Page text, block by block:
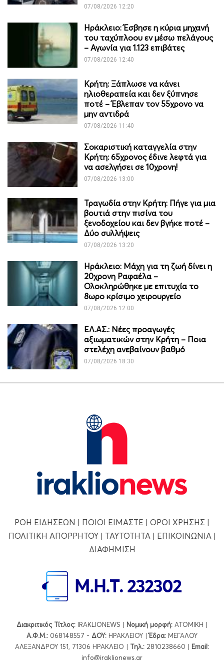
07/08/2026 12:20
Ηράκλειο: Έσβησε η κύρια μηχανή
του ταχύπλοου εν μέσω πελάγους
– Αγωνία για 1.123 επιβάτες
07/08/2026 12:40
Κρήτη: Ξάπλωσε να κάνει
ηλιοθεραπεία και δεν ξύπνησε
ποτέ – Έβλεπαν τον 55χρονο να
μην αντιδρά
07/08/2026 11:40
Σοκαριστική καταγγελία στην
Κρήτη: 65χρονος έδινε λεφτά για
να ασελγήσει σε 10χρονη!
07/08/2026 13:00
Τραγωδία στην Κρήτη: Πήγε για μια
βουτιά στην πισίνα του
ξενοδοχείου και δεν βγήκε ποτέ –
Δύο συλλήψεις
07/08/2026 13:20
Ηράκλειο: Μάχη για τη ζωή δίνει η
20χρονη Ραφαέλα –
Ολοκληρώθηκε με επιτυχία το
8ωρο κρίσιμο χειρουργείο
07/08/2026 12:00
ΕΛ.ΑΣ.: Νέες προαγωγές
αξιωματικών στην Κρήτη – Ποια
στελέχη ανεβαίνουν βαθμό
07/08/2026 18:30
ΡΟΗ ΕΙΔΗΣΕΩΝ | ΠΟΙΟΙ ΕΙΜΑΣΤΕ | ΟΡΟΙ ΧΡΗΣΗΣ |
ΠΟΛΙΤΙΚΗ ΑΠΟΡΡΗΤΟΥ| ΤΑΥΤΟΤΗΤΑ | ΕΠΙΚΟΙΝΩΝΙΑ |
ΔΙΑΦΗΜΙΣΗ
Διακριτικός Τίτλος: IRAKLIONEWS | Νομική μορφή: ΑΤΟΜΙΚΗ |
Α.Φ.Μ.: 068148557 - ΔΟΥ: ΗΡΑΚΛΕΙΟΥ |Έδρα: ΜΕΓΑΛΟΥ
ΑΛΕΞΑΝΔΡΟΥ 151, 71306 ΗΡΑΚΛΕΙΟ | Τηλ.: 2810238660 | Εmail:
info@iraklionews.gr